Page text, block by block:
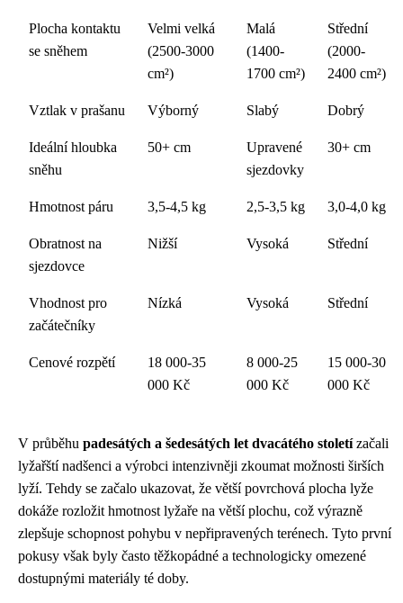
Plocha kontaktu
se sněhem
Velmi velká
(2500-3000
cm²)
Malá
(1400-
1700 cm²)
Střední
(2000-
2400 cm²)
Vztlak v prašanu Výborný Slabý Dobrý
Ideální hloubka
sněhu
50+ cm
Upravené
sjezdovky
30+ cm
Hmotnost páru 3,5-4,5 kg 2,5-3,5 kg 3,0-4,0 kg
Obratnost na
sjezdovce
Nižší Vysoká Střední
Vhodnost pro
začátečníky
Nízká Vysoká Střední
Cenové rozpětí
18 000-35
000 Kč
8 000-25
000 Kč
15 000-30
000 Kč
V průběhu padesátých a šedesátých let dvacátého stoletízačali
lyžařští nadšenci a výrobci intenzivněji zkoumat možnosti širších
lyží. Tehdy se začalo ukazovat, že větší povrchová plocha lyže
dokáže rozložit hmotnost lyžaře na větší plochu, což výrazně
zlepšuje schopnost pohybu v nepřipravených terénech. Tyto první
pokusy však byly často těžkopádné a technologicky omezené
dostupnými materiály té doby.